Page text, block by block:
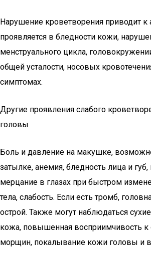
Нарушение кроветворения приводит к
проявляется в бледности кожи,
менструального цикла,
общей усталости, носовых
симптомах.
Другие проявления слабого
головы
Боль и давление на макушке,
затылке, анемия, бледность лица и
мерцание в глазах при быстром
тела, слабость. Если есть тромб,
острой. Также могут наблюдаться
кожа, повышенная восприимчивость
морщин, покалывание кожи головы и